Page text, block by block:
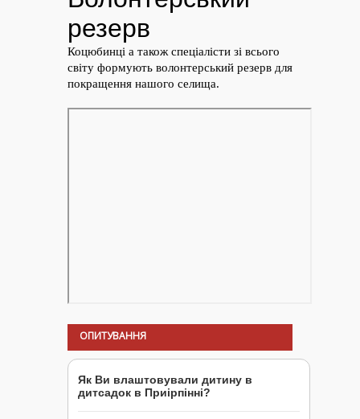
ОПИТУВАННЯ
Як Ви влаштовували дитину в
дитсадок в Приірпінні?